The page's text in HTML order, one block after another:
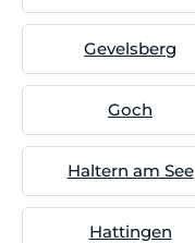
Gevelsberg
Goch
Haltern am See
Hattingen